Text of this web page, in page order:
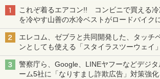
これぞ着るエアコン!! コンビニで買える
を冷やす山善の水冷ベストがロードバイク
ち・ざ・ろーど！その14】【空いた時間で
エレコム、ゼブラと共同開発した、タッチ
ンとしても使える「スタイラスツーウェ
も、持ち替えずに書き込める
警察庁ら、Google、LINEヤフーなどデジ
ーム5社に「なりすまし詐欺広告」対策強